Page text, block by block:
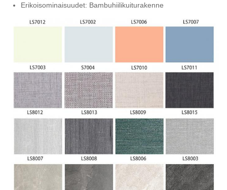
Erikoisominaisuudet: Bambuhiilikuiturakenne